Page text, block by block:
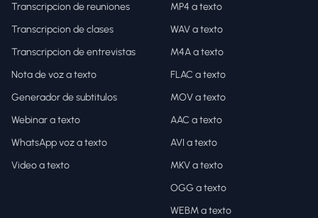
Transcripcion de reuniones
Transcripcion de clases
Transcripcion de entrevistas
Nota de voz a texto
Generador de subtitulos
Webinar a texto
WhatsApp voz a texto
Video a texto
MP4 a texto
WAV a texto
M4A a texto
FLAC a texto
MOV a texto
AAC a texto
AVI a texto
MKV a texto
OGG a texto
WEBM a texto